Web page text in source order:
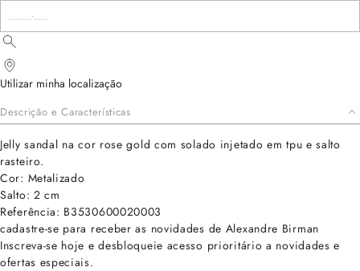
Utilizar minha localização
Descrição e Características
Jelly sandal na cor rose gold com solado injetado em tpu e salto
rasteiro.
Cor: Metalizado
Salto: 2 cm
Referência: B3530600020003
cadastre-se para receber as novidades de Alexandre Birman
Inscreva-se hoje e desbloqueie acesso prioritário a novidades e
ofertas especiais.